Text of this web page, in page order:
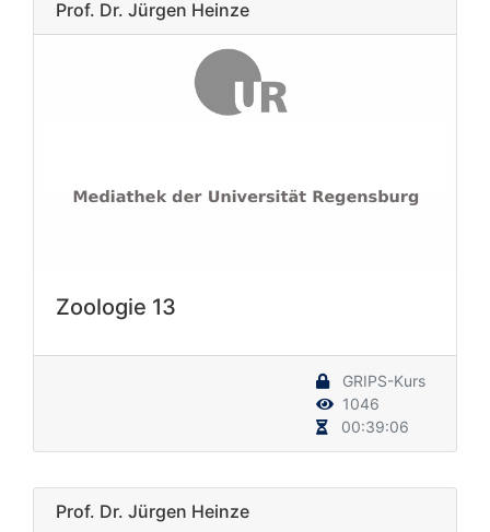
Prof. Dr. Jürgen Heinze
Zoologie 13
GRIPS-Kurs
1046
00:39:06
Prof. Dr. Jürgen Heinze